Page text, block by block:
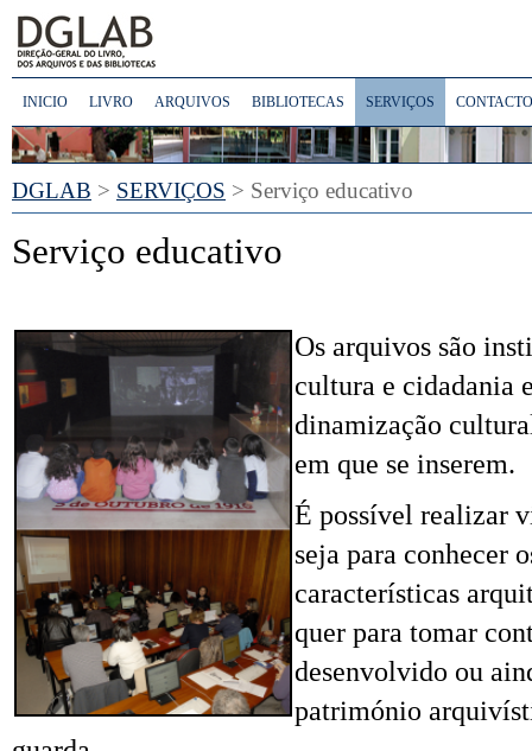
INICIO LIVRO ARQUIVOS BIBLIOTECAS SERVIÇOS
DGLAB > SERVIÇOS > Serviço educativo
Serviço educativo
Os arquivos são
cultura e cidadania
dinamização
em que se inserem.
É possível realizar
seja para conhecer
características
quer para tomar
desenvolvido ou
património